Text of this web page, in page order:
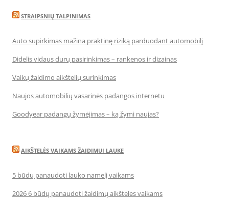
STRAIPSNIŲ TALPINIMAS
Auto supirkimas mažina praktinę riziką parduodant automobilį
Didelis vidaus durų pasirinkimas – rankenos ir dizainas
Vaikų žaidimo aikštelių surinkimas
Naujos automobilių vasarinės padangos internetu
Goodyear padangų žymėjimas – ką žymi naujas?
AIKŠTELĖS VAIKAMS ŽAIDIMUI LAUKE
5 būdų panaudoti lauko namelį vaikams
2026 6 būdų panaudoti žaidimų aikšteles vaikams